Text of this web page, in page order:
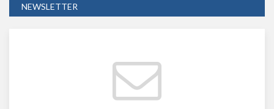
NEWSLETTER